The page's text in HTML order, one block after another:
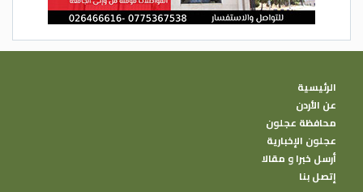
الرئيسية
عن الأردن
محافظة عجلون
عجلون الإخبارية
أرسل خبرا و مقالا
إتصل بنا